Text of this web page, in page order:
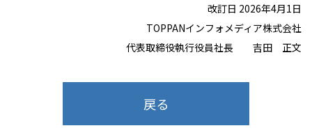
改訂日 2026年4月1日
TOPPANインフォメディア株式会社
代表取締役執行役員社長 吉田 正文
戻る